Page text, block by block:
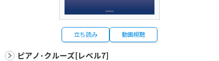
立ち読み 動画視聴
ピアノ･クルーズ[レベル7]